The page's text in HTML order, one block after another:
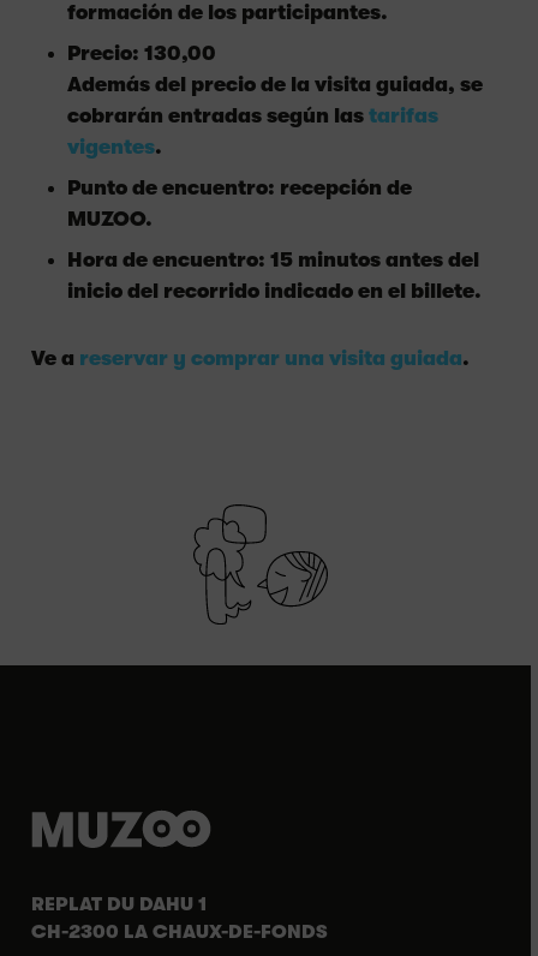
formación de los participantes.
Precio: 130,00
Además del precio de la visita guiada, se
cobrarán entradas según las tarifas
vigentes.
Punto de encuentro: recepción de
MUZOO.
Hora de encuentro: 15 minutos antes del
inicio del recorrido indicado en el billete.
Ve a reservar y comprar una visita guiada.
REPLAT DU DAHU 1
CH-2300 LA CHAUX-DE-FONDS